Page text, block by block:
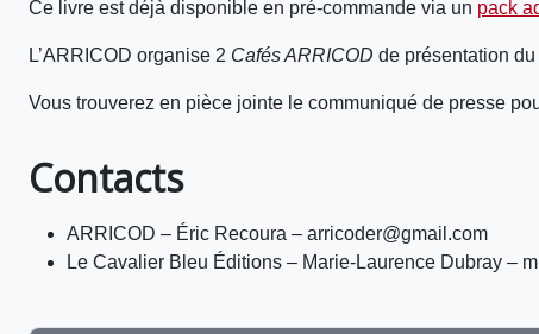
Ce livre est déjà disponible en pré-commande via un pack
L’ARRICOD organise 2 Cafés ARRICOD de présentation
Vous trouverez en pièce jointe le communiqué de presse
Contacts
ARRICOD – Éric Recoura – arricoder@gmail.com
Le Cavalier Bleu Éditions – Marie-Laurence Dubray –